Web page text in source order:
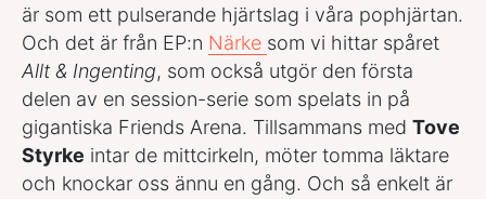
är som ett pulserande hjärtslag i våra pophjärtan.
Och det är från EP:n Närke som vi hittar spåret
Allt & Ingenting, som också utgör den första
delen av en session-serie som spelats in på
gigantiska Friends Arena. Tillsammans med Tove
Styrke intar de mittcirkeln, möter tomma läktare
och knockar oss ännu en gång. Och så enkelt är